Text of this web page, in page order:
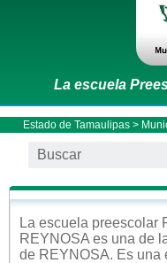
La escuela
Estado de Tamaulipas>
La escuela preescolar
REYNOSA es una de
de REYNOSA. Es una